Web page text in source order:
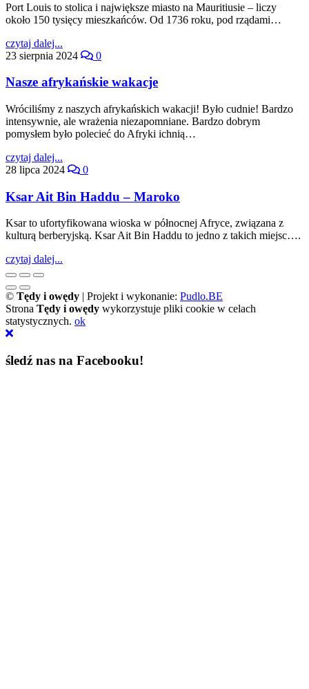
Port Louis to stolica i największe miasto na Mauritiusie – liczy
około 150 tysięcy mieszkańców. Od 1736 roku, pod rządami…
czytaj dalej...
23 sierpnia 2024
0
Nasze afrykańskie wakacje
Wróciliśmy z naszych afrykańskich wakacji! Było cudnie! Bardzo
intensywnie, ale wrażenia niezapomniane. Bardzo dobrym
pomysłem było polecieć do Afryki ichnią…
czytaj dalej...
28 lipca 2024
0
Ksar Ait Bin Haddu – Maroko
Ksar to ufortyfikowana wioska w północnej Afryce, związana z
kulturą berberyjską. Ksar Ait Bin Haddu to jedno z takich miejsc….
czytaj dalej...
© Tędy i owędy | Projekt i wykonanie: Pudlo.BE
Strona Tędy i owędy wykorzystuje pliki cookie w celach
statystycznych. ok
śledź nas na Facebooku!